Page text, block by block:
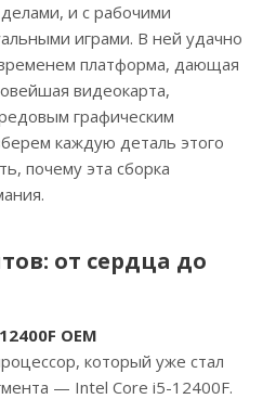
и с рабочими
играми. В ней удачно
платформа, дающая
видеокарта,
графическим
каждую деталь этого
почему эта сборка
от сердца до
OEM
который уже стал
— Intel Core i5-12400F.